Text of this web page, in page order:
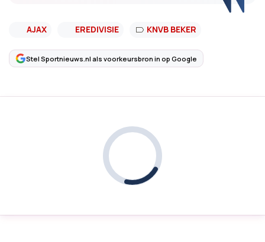
AJAX EREDIVISIE KNVB BEKER
Stel Sportnieuws.nl als voorkeursbron in op Google